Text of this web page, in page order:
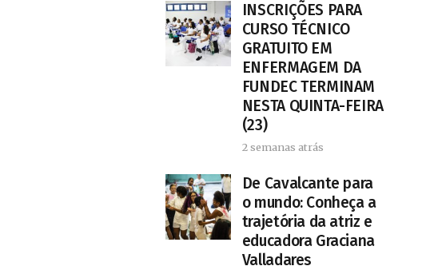
INSCRIÇÕES PARA
CURSO TÉCNICO
GRATUITO EM
ENFERMAGEM DA
FUNDEC TERMINAM
NESTA QUINTA-FEIRA
(23)
2 semanas atrás
De Cavalcante para
o mundo: Conheça a
trajetória da atriz e
educadora Graciana
Valladares